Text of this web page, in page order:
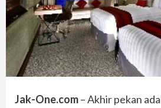
Jak-One.com– Akhir pekan